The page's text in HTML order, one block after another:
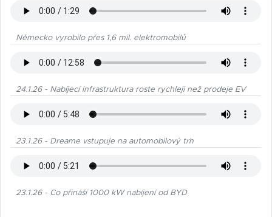
Německo vyrobilo přes 1,6 mil. elektromobilů
24.1.26 - Nabíjecí infrastruktura roste rychleji než prodeje EV
23.1.26 - Dreame vstupuje na automobilový trh
23.1.26 - Co přináší 1000 kW nabíjení od BYD